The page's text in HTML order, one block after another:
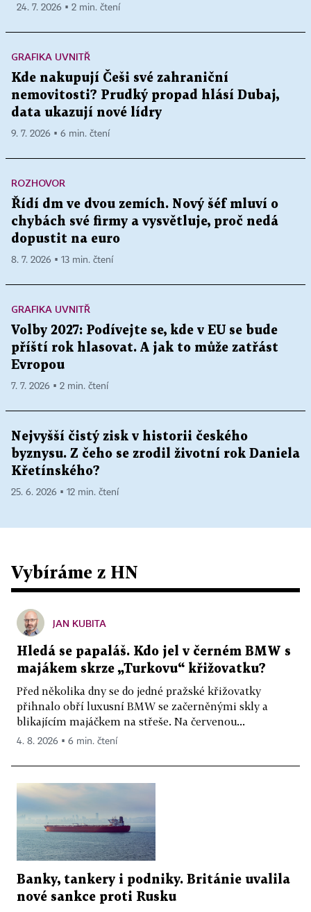
24. 7. 2026 ▪ 2 min. čtení
GRAFIKA UVNITŘ
Kde nakupují Češi své zahraniční
nemovitosti? Prudký propad hlásí Dubaj,
data ukazují nové lídry
9. 7. 2026 ▪ 6 min. čtení
ROZHOVOR
Řídí dm ve dvou zemích. Nový šéf mluví o
chybách své firmy a vysvětluje, proč nedá
dopustit na euro
8. 7. 2026 ▪ 13 min. čtení
GRAFIKA UVNITŘ
Volby 2027: Podívejte se, kde v EU se bude
příští rok hlasovat. A jak to může zatřást
Evropou
7. 7. 2026 ▪ 2 min. čtení
Nejvyšší čistý zisk v historii českého
byznysu. Z čeho se zrodil životní rok Daniela
Křetínského?
25. 6. 2026 ▪ 12 min. čtení
Vybíráme z HN
JAN KUBITA
Hledá se papaláš. Kdo jel v černém BMW s
majákem skrze „Turkovu“ křižovatku?
Před několika dny se do jedné pražské křižovatky
přihnalo obří luxusní BMW se začerněnými skly a
blikajícím majáčkem na střeše. Na červenou...
4. 8. 2026 ▪ 6 min. čtení
Banky, tankery i podniky. Británie uvalila
nové sankce proti Rusku